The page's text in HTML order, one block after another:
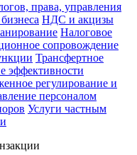
права, управления
НДС и акцизы
Налоговое
сопровождение
Трансфертное
эффективности
регулирование и
персоналом
Услуги частным